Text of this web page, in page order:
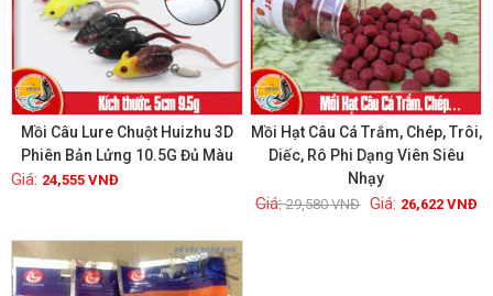
Mồi Câu Lure Chuột Huizhu 3D
Phiên Bản Lửng 10.5G Đủ Màu
24,555 VNĐ
Xem chi tiết
Mồi Hạt Câu Cá Trắm, Chép, Trôi,
Diếc, Rô Phi Dạng Viên Siêu
Nhạy
29,580VNĐ 26,622VNĐ